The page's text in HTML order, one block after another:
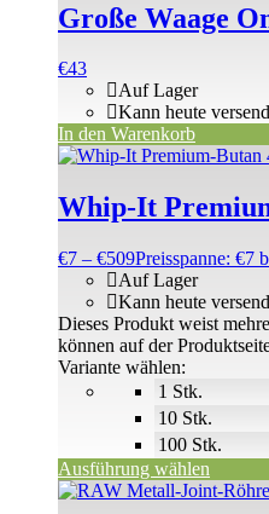
Große Waage
€43
Auf Lager
Kann heute
In den Warenkorb
Whip-It
€7 – €509Preisspanne: €7
1 Stk.
10 Stk.
100 Stk.
Auf Lager
Kann heute
Variante wählen:
Ausführung wählen
Dieses Produkt weist
können auf der